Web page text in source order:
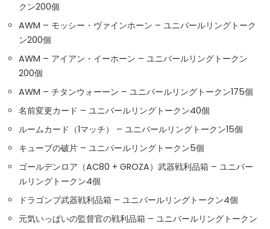
クン200個
AWM – モッシー・ヴァインホーン – ユニバールリングトーク
ン200個
AWM – アイアン・イーホーン – ユニバールリングトークン
200個
AWM – チタンウォーーン – ユニバールリングトークン175個
名前変更カード – ユニバールリングトークン40個
ルームカード（1マッチ） – ユニバールリングトークン15個
キューブの破片 – ユニバールリングトークン5個
ゴールデンロア（AC80 + GROZA）武器戦利品箱 – ユニバー
ルリングトークン4個
ドラゴンブ武器戦利品箱 – ユニバールリングトークン4個
元気いっぱいの監督官の戦利品箱 – ユニバールリングトークン